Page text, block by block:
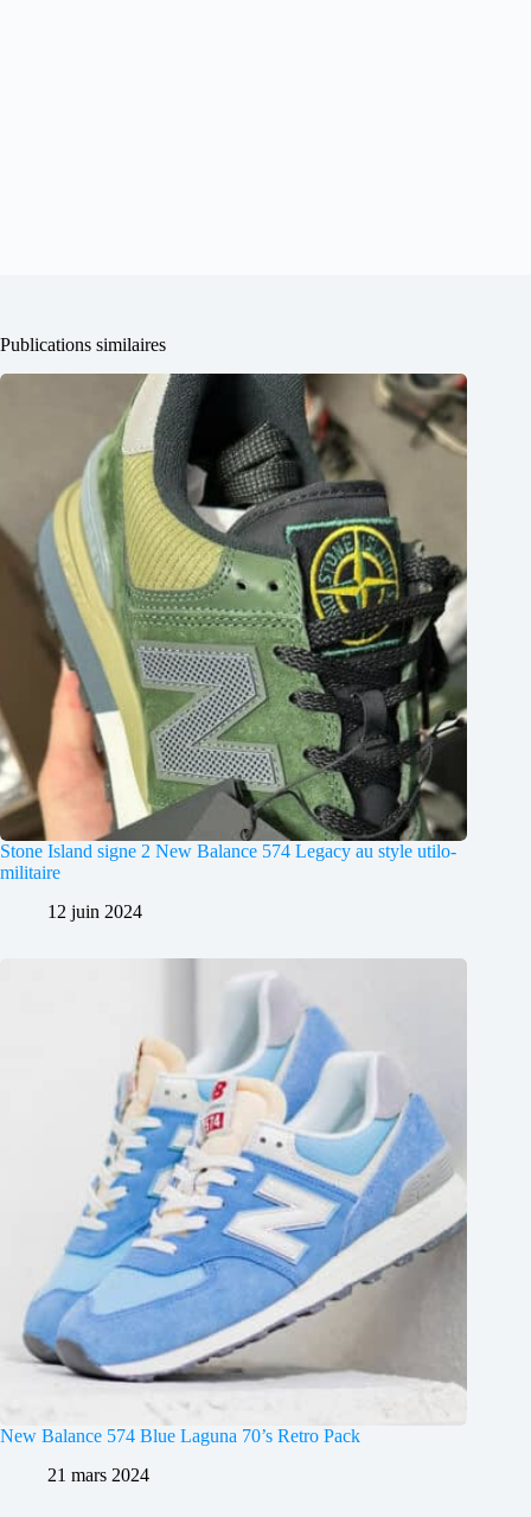
Publications similaires
Stone Island signe 2 New Balance 574 Legacy au style utilo-
militaire
12 juin 2024
New Balance 574 Blue Laguna 70’s Retro Pack
21 mars 2024